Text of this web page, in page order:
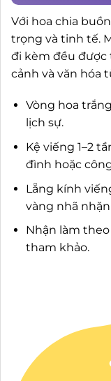
Với hoa chia
trọng và tinh tế.
đi kèm đều được
cảnh và văn hóa
Vòng hoa
lịch sự.
Kệ viếng 1–2
đình hoặc
Lẵng kính
vàng nhã
Nhận làm
tham khảo.